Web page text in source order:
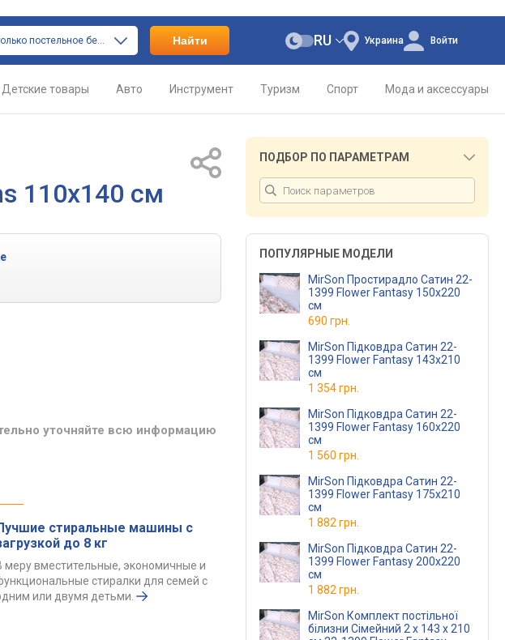
только постельное белье Найти Украина
RU Войти
Детские товары Авто Инструмент Туризм Спорт Мода и аксессуары
110х140 см
уточняйте всю информацию
стиральные машины с
до 8 кг
меру вместительные, экономичные и
стиралки для семей с
или двумя детьми.
ПОДБОР ПО ПАРАМЕТРАМ
ПОПУЛЯРНЫЕ МОДЕЛИ
MirSon Простирадло Сатин 22-
1399 Flower Fantasy 150х220
см
690 грн.
MirSon Підковдра Сатин 22-
1399 Flower Fantasy 143х210
см
1 354 грн.
MirSon Підковдра Сатин 22-
1399 Flower Fantasy 160х220
см
1 560 грн.
MirSon Підковдра Сатин 22-
1399 Flower Fantasy 175х210
см
1 882 грн.
MirSon Підковдра Сатин 22-
1399 Flower Fantasy 200х220
см
1 882 грн.
MirSon Комплект постільної
білизни Сімейний 2 х 143 х 210